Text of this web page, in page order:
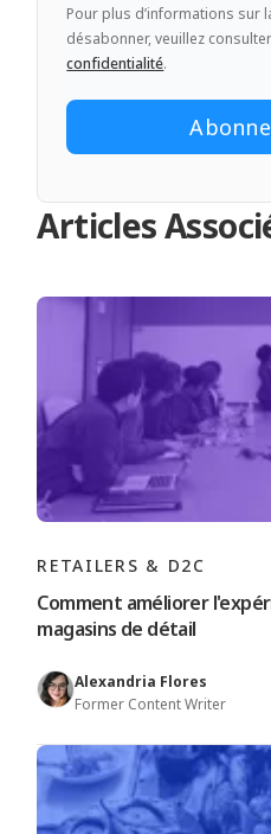
Pour plus d’informations sur
désabonner, veuillez
confidentialité.
Articles
RETAILERS & D2C
Comment améliorer
magasins de détail
Alexandria Flores
Former Content Writer